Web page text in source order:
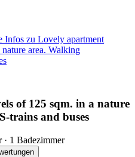
Infos zu Lovely apartment
area. Walking
of 125 sqm. in a nature
trains and buses
· 1 Badezimmer